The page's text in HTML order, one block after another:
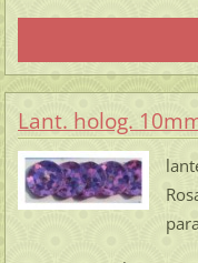
Lant. holog.